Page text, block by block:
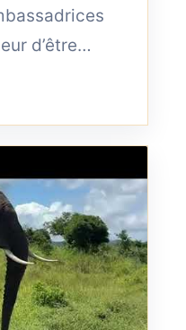
d’être